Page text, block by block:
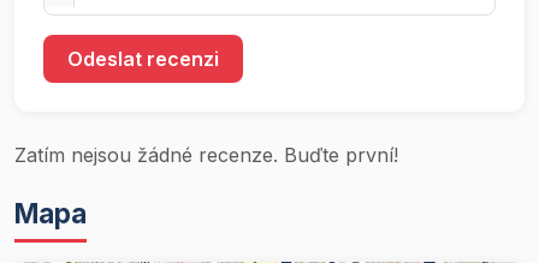
Odeslat recenzi
Zatím nejsou žádné recenze. Buďte první!
Mapa